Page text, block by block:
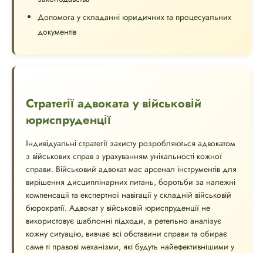
Допомога у складанні юридичних та процесуальних
документів
Стратегії адвоката у військовій
юриспруденції
Індивідуальні стратегії захисту розробляються адвокатом
з військових справ з урахуванням унікальності кожної
справи. Військовий адвокат має арсенал інструментів для
вирішення дисциплінарних питань, боротьби за належні
компенсації та експертної навігації у складній військовій
бюрократії. Адвокат у військовій юриспруденції не
використовує шаблонні підходи, а ретельно аналізує
кожну ситуацію, вивчає всі обставини справи та обирає
саме ті правові механізми, які будуть найефективнішими у